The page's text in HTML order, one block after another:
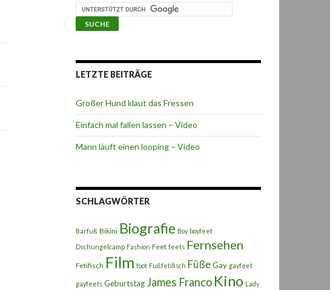
LETZTE BEITRÄGE
Großer Hund klaut das Fressen
Einfach mal fallen lassen – Video
Mann läuft einen looping – Video
SCHLAGWÖRTER
Barfuß Bikini Biografie Boy boyfeet
Dschungelcamp Fashion Feet feets Fernsehen
Fetifisch Film foot Fußfetifisch FüßeGay gayfeet
gayfeets Geburtstag James Franco Kino Lady